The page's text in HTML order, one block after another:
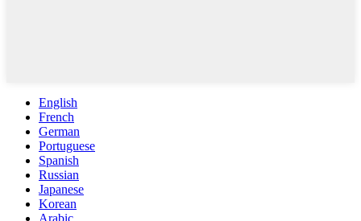
English
French
German
Portuguese
Spanish
Russian
Japanese
Korean
Arabic